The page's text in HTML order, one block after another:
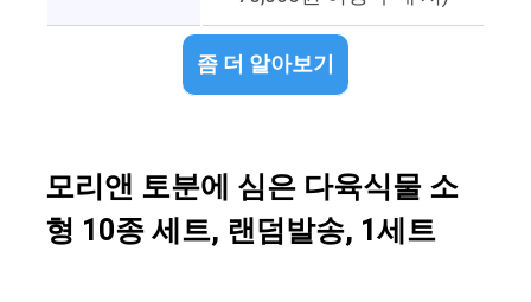
좀 더 알아보기
모리앤 토분에 심은 다육식물 소
형 10종 세트, 랜덤발송, 1세트